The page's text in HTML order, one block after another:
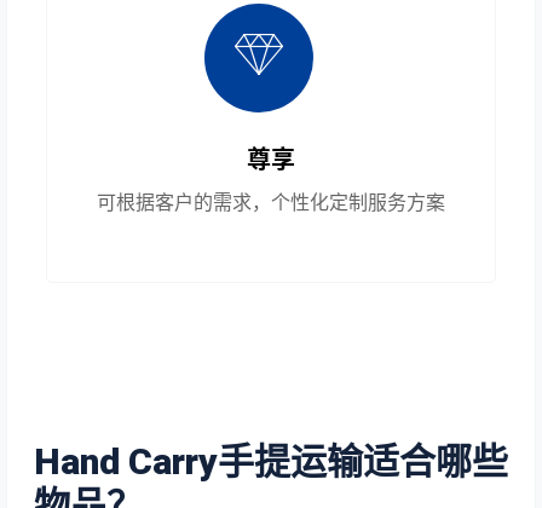
尊享
可根据客户的需求，个性化定制服务方案
Hand Carry手提运输适合哪些